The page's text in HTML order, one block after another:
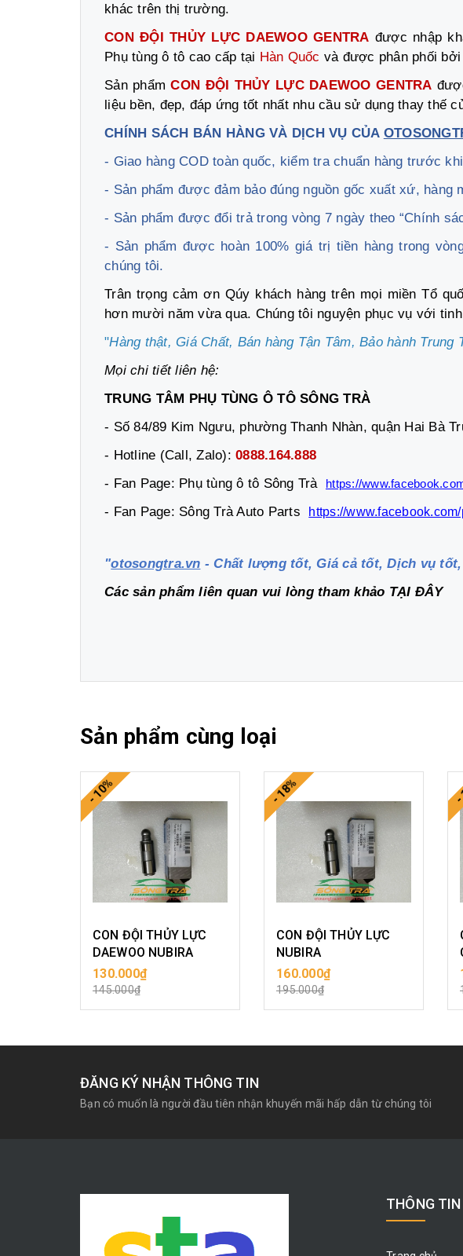
khác trên thị trường.
CON ĐỘI THỦY LỰC DAEWOO GENTRA được nhập
Phụ tùng ô tô cao cấp tại Hàn Quốc và được phân phối
Sản phẩmCON ĐỘI THỦY LỰC DAEWOO GENTRA
liệu bền, đẹp, đáp ứng tốt nhất nhu cầu sử dụng thay thế
CHÍNH SÁCH BÁN HÀNG VÀ DỊCH VỤ CỦA
- Giao hàng COD toàn quốc, kiểm tra chuẩn hàng trước
- Sản phẩm được đảm bảo đúng nguồn gốc xuất xứ, hàng
- Sản phẩm được đổi trả trong vòng 7 ngày theo “Chính
- Sản phẩm được hoàn 100% giá trị tiền hàng trong
chúng tôi.
Trân trọng cảm ơn Qúy khách hàng trên mọi miền Tổ
hơn mười năm vừa qua. Chúng tôi nguyện phục vụ với
"Hàng thật, Giá Chất, Bán hàng Tận Tâm, Bảo hành Trung
Mọi chi tiết liên hệ:
TRUNG TÂM PHỤ TÙNG Ô TÔ SÔNG TRÀ
- Số 84/89 Kim Ngưu, phường Thanh Nhàn, quận Hai Bà
- Hotline (Call, Zalo): 0888.164.888
- Fan Page: Phụ tùng ô tô Sông Trà
https://
- Fan Page: Sông Trà Auto Parts https://
"otosongtra.vn - Chất lượng tốt, Giá cả tốt, Dịch vụ
Các sản phẩm liên quan vui lòng tham khảo TẠI ĐÂY
Sản phẩm cùng loại
- 10%
CON ĐỘI THỦY LỰC
DAEWOO NUBIRA
130.000₫
145.000₫
MUA HÀNG
- 18%
CON ĐỘI THỦY LỰC
NUBIRA
160.000₫
195.000₫
MUA HÀNG
-
ĐĂNG KÝ NHẬN THÔNG TIN
Bạn có muốn là người đầu tiên nhận khuyến mãi hấp dẫn từ chúng tôi
THÔNG TIN